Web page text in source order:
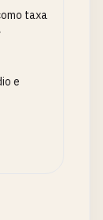
taxa
e